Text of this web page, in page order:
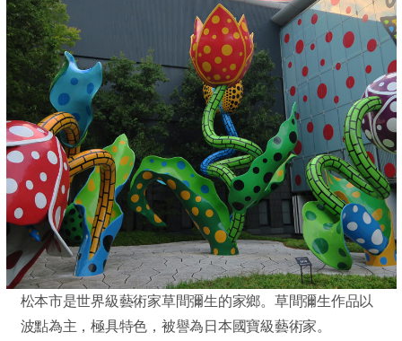
松本市是世界級藝術家草間彌生的家鄉。草間彌生作品以
波點為主，極具特色，被譽為日本國寶級藝術家。